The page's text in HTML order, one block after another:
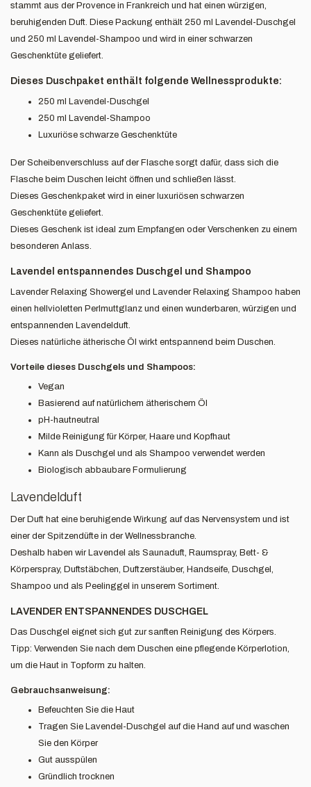
stammt aus der Provence in Frankreich und hat einen würzigen,
beruhigenden Duft. Diese Packung enthält 250 ml Lavendel-Duschgel
und 250 ml Lavendel-Shampoo und wird in einer schwarzen
Geschenktüte geliefert.
Dieses Duschpaket enthält folgende Wellnessprodukte:
250 ml Lavendel-Duschgel
250 ml Lavendel-Shampoo
Luxuriöse schwarze Geschenktüte
Der Scheibenverschluss auf der Flasche sorgt dafür, dass sich die
Flasche beim Duschen leicht öffnen und schließen lässt.
Dieses Geschenkpaket wird in einer luxuriösen schwarzen
Geschenktüte geliefert.
Dieses Geschenk ist ideal zum Empfangen oder Verschenken zu einem
besonderen Anlass.
Lavendel entspannendes Duschgel und Shampoo
Lavender Relaxing Showergel und Lavender Relaxing Shampoo haben
einen hellvioletten Perlmuttglanz und einen wunderbaren, würzigen und
entspannenden Lavendelduft.
Dieses natürliche ätherische Öl wirkt entspannend beim Duschen.
Vorteile dieses Duschgels und Shampoos:
Vegan
Basierend auf natürlichem ätherischem Öl
pH-hautneutral
Milde Reinigung für Körper, Haare und Kopfhaut
Kann als Duschgel und als Shampoo verwendet werden
Biologisch abbaubare Formulierung
Lavendelduft
Der Duft hat eine beruhigende Wirkung auf das Nervensystem und ist
einer der Spitzendüfte in der Wellnessbranche.
Deshalb haben wir Lavendel als Saunaduft, Raumspray, Bett- &
Körperspray, Duftstäbchen, Duftzerstäuber, Handseife, Duschgel,
Shampoo und als Peelinggel in unserem Sortiment.
LAVENDER ENTSPANNENDES DUSCHGEL
Das Duschgel eignet sich gut zur sanften Reinigung des Körpers.
Tipp: Verwenden Sie nach dem Duschen eine pflegende Körperlotion,
um die Haut in Topform zu halten.
Gebrauchsanweisung:
Befeuchten Sie die Haut
Tragen Sie Lavendel-Duschgel auf die Hand auf und waschen
Sie den Körper
Gut ausspülen
Gründlich trocknen